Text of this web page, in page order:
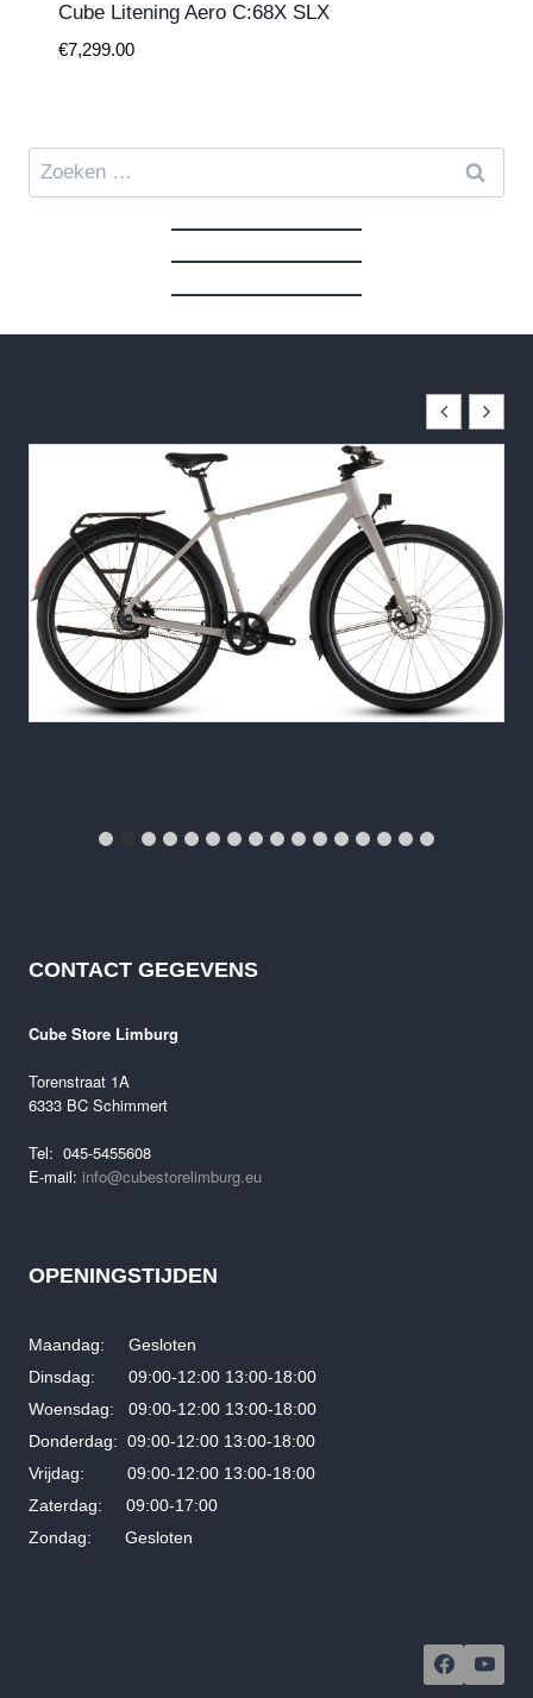
Cube Litening Aero C:68X SLX
€7,299.00
Zoeken
naar:
Cube Editor Pro FE
CONTACT GEGEVENS
Cube Store Limburg
Torenstraat 1A
6333 BC Schimmert
Tel: 045-5455608
E-mail: info@cubestorelimburg.eu
OPENINGSTIJDEN
Maandag: Gesloten
Dinsdag: 09:00-12:00 13:00-18:00
Woensdag: 09:00-12:00 13:00-18:00
Donderdag: 09:00-12:00 13:00-18:00
Vrijdag: 09:00-12:00 13:00-18:00
Zaterdag: 09:00-17:00
Zondag: Gesloten